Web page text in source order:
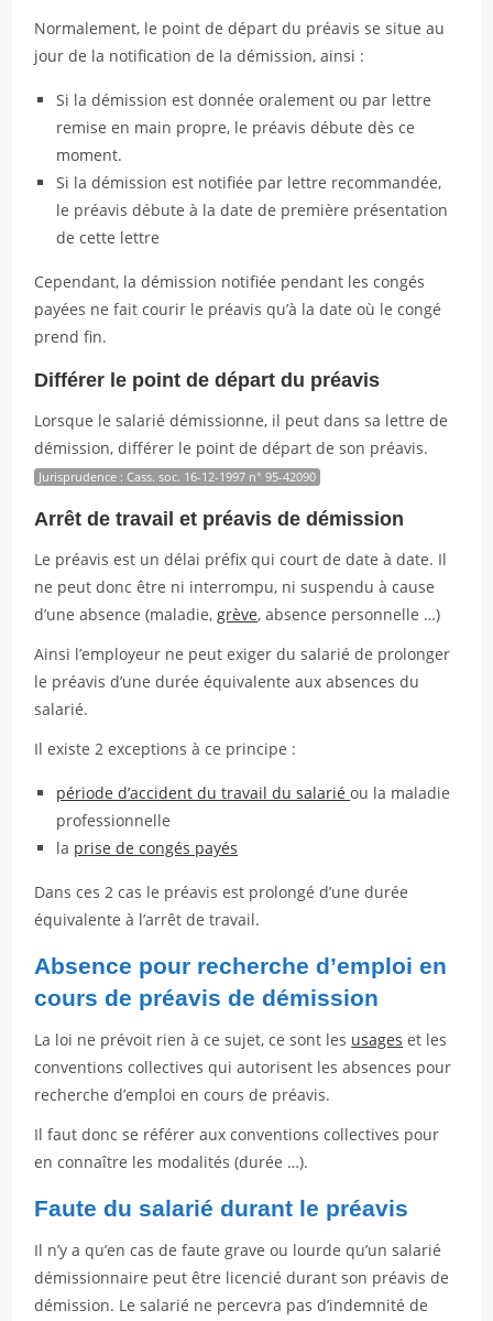
Normalement, le point de départ du préavis se situe au
jour de la notification de la démission, ainsi :
Si la démission est donnée oralement ou par lettre
remise en main propre, le préavis débute dès ce
moment.
Si la démission est notifiée par lettre recommandée,
le préavis débute à la date de première présentation
de cette lettre
Cependant, la démission notifiée pendant les congés
payées ne fait courir le préavis qu’à la date où le congé
prend fin.
Différer le point de départ du préavis
Lorsque le salarié démissionne, il peut dans sa lettre de
démission, différer le point de départ de son préavis.
Jurisprudence : Cass. soc. 16-12-1997 n° 95-42090
Arrêt de travail et préavis de démission
Le préavis est un délai préfix qui court de date à date. Il
ne peut donc être ni interrompu, ni suspendu à cause
d’une absence (maladie,grève, absence personnelle …)
Ainsi l’employeur ne peut exiger du salarié de prolonger
le préavis d’une durée équivalente aux absences du
salarié.
Il existe 2 exceptions à ce principe :
période d’accident du travail du salariéou la maladie
professionnelle
la prise de congés payés
Dans ces 2 cas le préavis est prolongé d’une durée
équivalente à l’arrêt de travail.
Absence pour recherche d’emploi en
cours de préavis de démission
La loi ne prévoit rien à ce sujet, ce sont les usages et les
conventions collectives qui autorisent les absences pour
recherche d’emploi en cours de préavis.
Il faut donc se référer aux conventions collectives pour
en connaître les modalités (durée …).
Faute du salarié durant le préavis
Il n’y a qu’en cas de faute grave ou lourde qu’un salarié
démissionnaire peut être licencié durant son préavis de
démission. Le salarié ne percevra pas d’indemnité de